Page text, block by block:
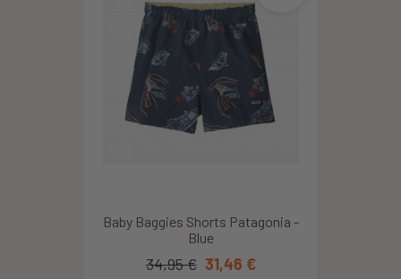
Baby Baggies Shorts Patagonia -
Blue
34,95 € 31,46 €